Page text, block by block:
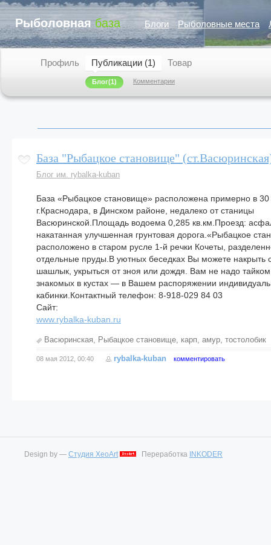
Рыболовная база Блоги Рыболовные места
Профиль Публикации (1)
Блог(1) Комментарии
Товар
База "Рыбацкое становище"
Блог им. rybalka-kuban
База «Рыбацкое становище» расположена примерно в 30
г.Краснодара, в Динском районе, недалеко от станицы
Васюринской.Площадь водоема 0,285 кв.км.Проезд:
накатанная улучшенная грунтовая дорога.«Рыбацкое
расположено в старом русле 1-й речки Кочеты,
отдельные пруды.В уютных беседках Вы можете накрыть
шашлык, укрыться от зноя или дождя. Вам не надо тайком
знакомых в кустах — в Вашем распоряжении
кабинки.Контактный телефон: 8-918-029 84 03
Сайт:
www.rybalka-kuban.ru
Васюринская, Рыбацкое становище, карп, амур, тостолобик
08 мая 2012, 00:40 rybalka-kuban комментировать
Design by — Студия XeoArt Переработка INKODER